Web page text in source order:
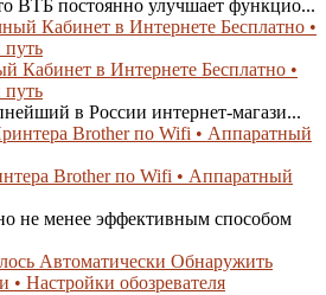
ВТБ постоянно улучшает функцио...
в Интернете Бесплатно •
путь
в России интернет-магази...
Brother по Wifi • Аппаратный
не менее эффективным способом